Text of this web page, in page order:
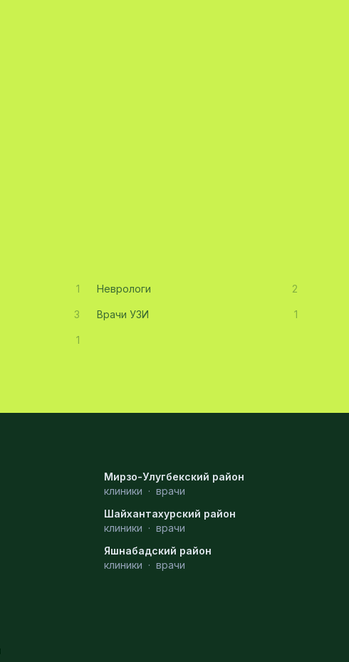
1 Неврологи 2
3 Врачи УЗИ 1
1
Мирзо-Улугбекский район
клиники · врачи
Шайхантахурский район
клиники · врачи
Яшнабадский район
клиники · врачи